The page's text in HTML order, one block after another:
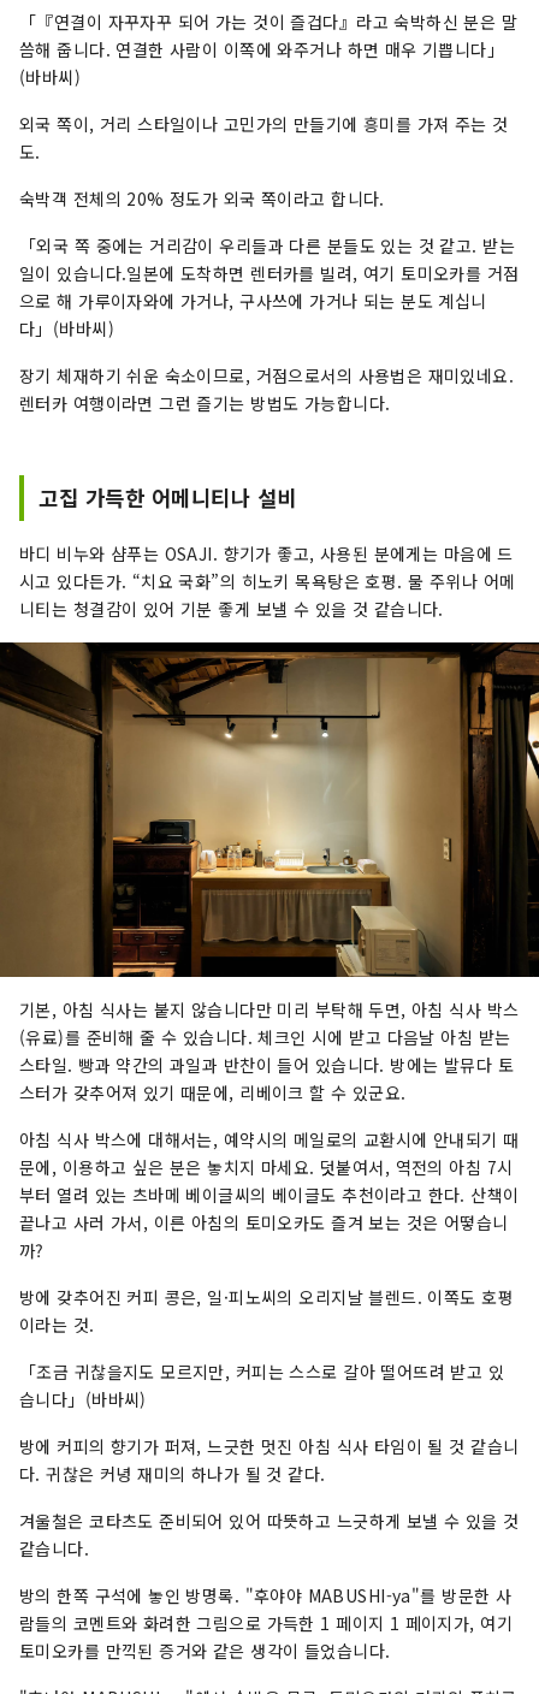
「『연결이 자꾸자꾸 되어 가는 것이 즐겁다』라고 숙박하신 분은 말
씀해 줍니다. 연결한 사람이 이쪽에 와주거나 하면 매우 기쁩니다」
(바바씨)
외국 쪽이, 거리 스타일이나 고민가의 만들기에 흥미를 가져 주는 것
도.
숙박객 전체의 20% 정도가 외국 쪽이라고 합니다.
「외국 쪽 중에는 거리감이 우리들과 다른 분들도 있는 것 같고. 받는
일이 있습니다.일본에 도착하면 렌터카를 빌려, 여기 토미오카를 거점
으로 해 가루이자와에 가거나, 구사쓰에 가거나 되는 분도 계십니
다」(바바씨)
장기 체재하기 쉬운 숙소이므로, 거점으로서의 사용법은 재미있네요.
렌터카 여행이라면 그런 즐기는 방법도 가능합니다.
고집 가득한 어메니티나 설비
바디 비누와 샴푸는 OSAJI. 향기가 좋고, 사용된 분에게는 마음에 드
시고 있다든가. “치요 국화”의 히노키 목욕탕은 호평. 물 주위나 어메
니티는 청결감이 있어 기분 좋게 보낼 수 있을 것 같습니다.
기본, 아침 식사는 붙지 않습니다만 미리 부탁해 두면, 아침 식사 박스
(유료)를 준비해 줄 수 있습니다. 체크인 시에 받고 다음날 아침 받는
스타일. 빵과 약간의 과일과 반찬이 들어 있습니다. 방에는 발뮤다 토
스터가 갖추어져 있기 때문에, 리베이크 할 수 있군요.
아침 식사 박스에 대해서는, 예약시의 메일로의 교환시에 안내되기 때
문에, 이용하고 싶은 분은 놓치지 마세요. 덧붙여서, 역전의 아침 7시
부터 열려 있는 츠바메 베이글씨의 베이글도 추천이라고 한다. 산책이
끝나고 사러 가서, 이른 아침의 토미오카도 즐겨 보는 것은 어떻습니
까?
방에 갖추어진 커피 콩은, 일·피노씨의 오리지날 블렌드. 이쪽도 호평
이라는 것.
「조금 귀찮을지도 모르지만, 커피는 스스로 갈아 떨어뜨려 받고 있
습니다」(바바씨)
방에 커피의 향기가 퍼져, 느긋한 멋진 아침 식사 타임이 될 것 같습니
다. 귀찮은 커녕 재미의 하나가 될 것 같다.
겨울철은 코타츠도 준비되어 있어 따뜻하고 느긋하게 보낼 수 있을 것
같습니다.
방의 한쪽 구석에 놓인 방명록. "후야야 MABUSHI-ya"를 방문한 사
람들의 코멘트와 화려한 그림으로 가득한 1 페이지 1 페이지가, 여기
토미오카를 만끽된 증거와 같은 생각이 들었습니다.